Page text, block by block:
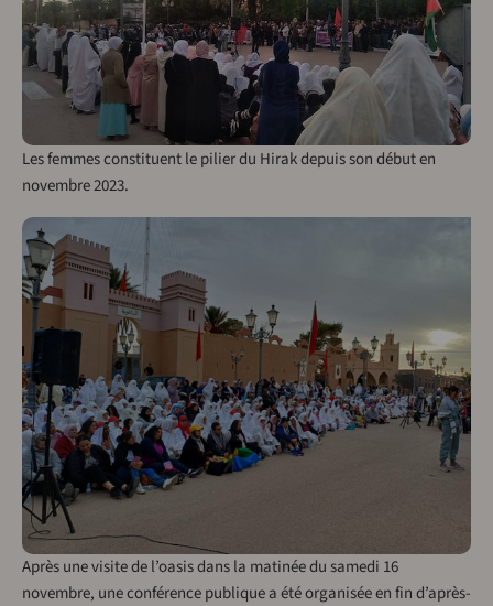
Les femmes constituent le pilier du Hirak depuis son début en
novembre 2023.
Après une visite de l’oasis dans la matinée du samedi 16
novembre, une conférence publique a été organisée en fin d’après-